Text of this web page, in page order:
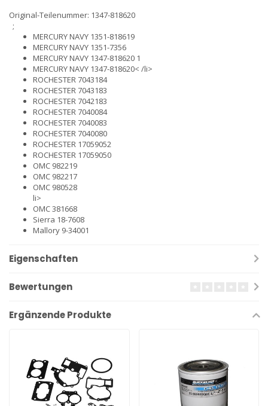
Original-Teilenummer: 1347-818620
;
MERCURY NAVY 1351-818619
MERCURY NAVY 1351-7356
MERCURY NAVY 1347-818620 1
MERCURY NAVY 1347-818620< /li>
ROCHESTER 7043184
ROCHESTER 7043183
ROCHESTER 7042183
ROCHESTER 7040084
ROCHESTER 7040083
ROCHESTER 7040080
ROCHESTER 17059052
ROCHESTER 17059050
OMC 982219
OMC 982217
OMC 980528
li>
OMC 381668
Sierra 18-7608
Mallory 9-34001
Eigenschaften
Bewertungen
Ergänzende Produkte